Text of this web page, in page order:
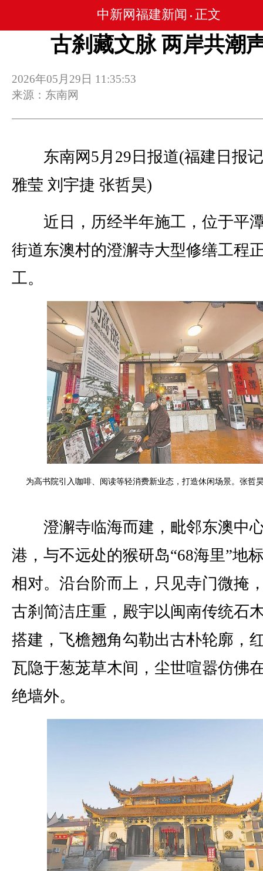
中新网福建新闻 • 正文
古刹藏文脉 两岸共潮
2026年05月29日 11:35:53
来源：东南网
东南网5月29日报道(福建日报
雅莹 刘宇捷 张哲昊)
近日，历经半年施工，位于平
街道东澳村的澄澥寺大型修缮工程
工。
为高书院引入咖啡、阅读等轻消费新业态，打造休闲场景。张哲
澄澥寺临海而建，毗邻东澳中
港，与不远处的猴研岛“68海里”地
相对。沿台阶而上，只见寺门微掩
古刹简洁庄重，殿宇以闽南传统石
搭建，飞檐翘角勾勒出古朴轮廓，
瓦隐于葱茏草木间，尘世喧嚣仿佛
绝墙外。